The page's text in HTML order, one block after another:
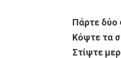
Πάρτε δύο
Κόψτε τα
Στίψτε